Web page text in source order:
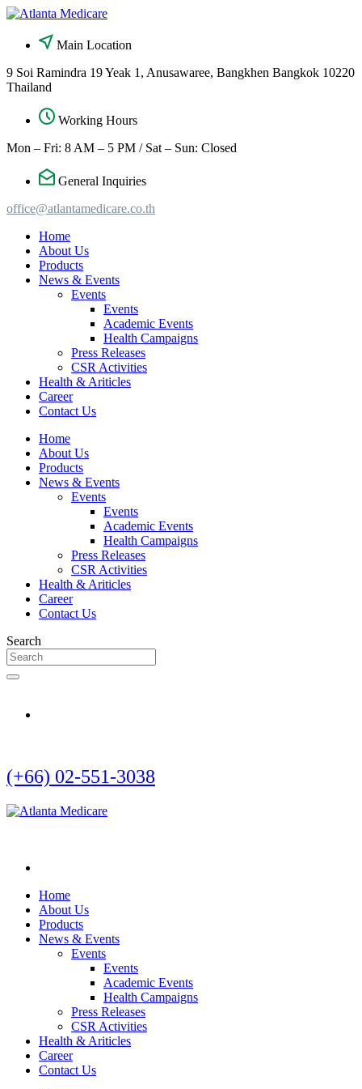
Skip
content
Main Location
9 Soi Ramindra 19 Yeak 1, Anusawaree, Bangkhen Bangkok 10220
Thailand
Working Hours
Mon – Fri: 8 AM – 5 PM / Sat – Sun: Closed
General Inquiries
office@atlantamedicare.co.th
Home
About Us
Products
News & Events
Events
Events
Academic Events
Health Campaigns
Press Releases
CSR Activities
Health & Ariticles
Career
Contact Us
Home
About Us
Products
News & Events
Events
Events
Academic Events
Health Campaigns
Press Releases
CSR Activities
Health & Ariticles
Career
Contact Us
Search
(+66) 02-551-3038
Home
About Us
Products
News & Events
Events
Events
Academic Events
Health Campaigns
Press Releases
CSR Activities
Health & Ariticles
Career
Contact Us